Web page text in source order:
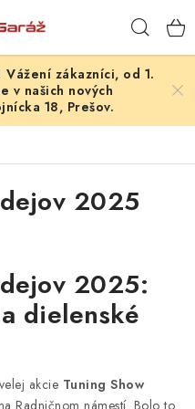
Vážení zákazníci, od 1.
v našich nových
18, Prešov.
2025
2025:
dielenské
akcie Tuning Show
Radničnom námestí. Bolo to